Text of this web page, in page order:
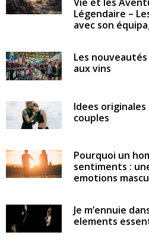
Vie et les
Légendaire –
avec son
Les
aux vins
Idees
couples
Pourquoi un
sentiments :
emotions
Je m’ennuie
elements